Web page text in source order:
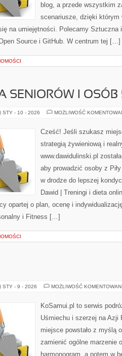
blog, a przede wszystkim
scenariusze, dzięki którym
na umiejętności. Polecamy Sztuczna
Source i GitHub. W centrum tej […]
SENIORÓW I OSÓB
STY - 10 - 2026 MOŻLIWOŚĆ
Cześć! Jeśli szukasz
strategią żywieniową i
www.dawidulinski.pl
aby prowadzić osoby z
w drodze do lepszej
Dawid | Treningi i dieta
opartej o plan, ocenę i
i Fitness […]
STY - 9 - 2026 MOŻLIWOŚĆ
KoSamui.pl to serwis
Uśmiechu i szerzej na Azji
miejsce powstało z myślą
zamienić ogólne marzenie
harmonogram, a potem w